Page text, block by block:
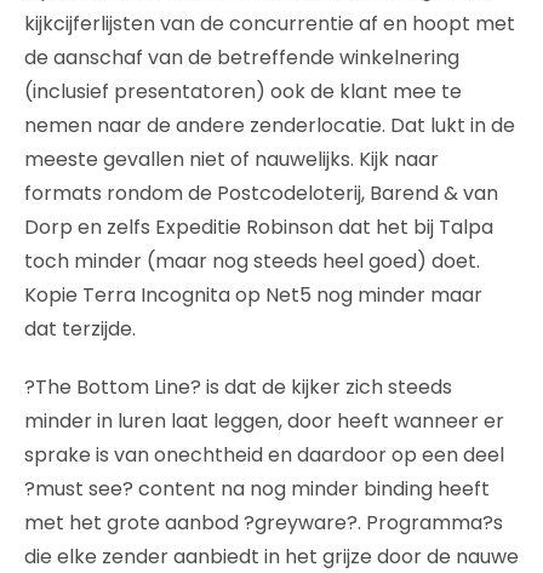
kijkcijferlijsten van de concurrentie af en hoopt met
de aanschaf van de betreffende winkelnering
(inclusief presentatoren) ook de klant mee te
nemen naar de andere zenderlocatie. Dat lukt in de
meeste gevallen niet of nauwelijks. Kijk naar
formats rondom de Postcodeloterij, Barend & van
Dorp en zelfs Expeditie Robinson dat het bij Talpa
toch minder (maar nog steeds heel goed) doet.
Kopie Terra Incognita op Net5 nog minder maar
dat terzijde.
?The Bottom Line? is dat de kijker zich steeds
minder in luren laat leggen, door heeft wanneer er
sprake is van onechtheid en daardoor op een deel
?must see? content na nog minder binding heeft
met het grote aanbod ?greyware?. Programma?s
die elke zender aanbiedt in het grijze door de nauwe